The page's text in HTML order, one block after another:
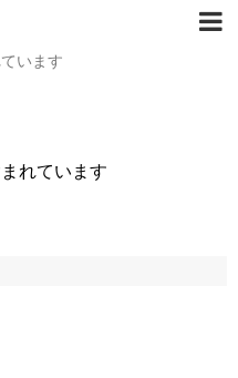
います
れています